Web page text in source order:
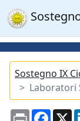
Sostegno IX
Laboratori
Print X